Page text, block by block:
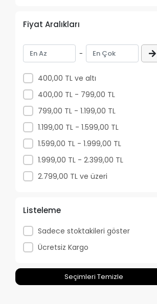
Fiyat Aralıkları
-
400,00 TL ve altı
400,00 TL - 799,00 TL
799,00 TL - 1.199,00 TL
1.199,00 TL - 1.599,00 TL
1.599,00 TL - 1.999,00 TL
1.999,00 TL - 2.399,00 TL
2.799,00 TL ve üzeri
Listeleme
Sadece stoktakileri göster
Ücretsiz Kargo
Seçimleri Temizle